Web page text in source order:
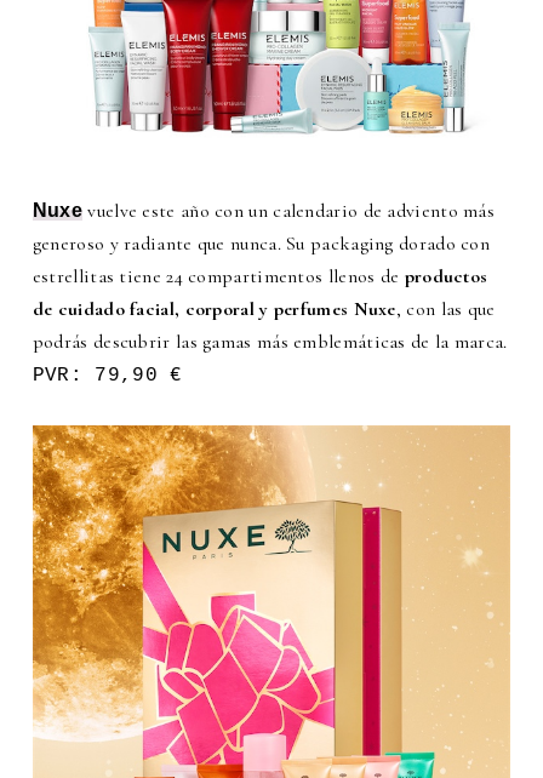
Nuxe vuelve este año con un calendario de adviento más
generoso y radiante que nunca. Su packaging dorado con
estrellitas tiene 24 compartimentos llenos de productos
de cuidado facial, corporal y perfumes Nuxe, con las que
podrás descubrir las gamas más emblemáticas de la marca.
PVR: 79,90 €